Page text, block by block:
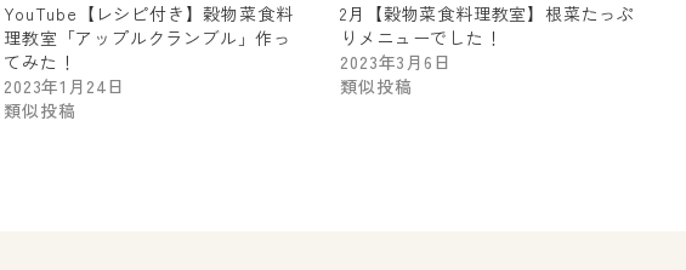
YouTube【レシピ付き】穀物菜食料
理教室「アップルクランブル」作っ
てみた！
2023年1月24日
類似投稿
2月【穀物菜食料理教室】根菜たっぷ
りメニューでした！
2023年3月6日
類似投稿